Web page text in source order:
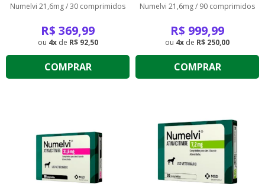
Numelvi 21,6mg / 30 comprimidos
R$ 369,99
4 de R$ 92,50
COMPRAR
Numelvi 21,6mg / 90 comprimidos
R$ 999,99
4 de R$ 250,00
COMPRAR